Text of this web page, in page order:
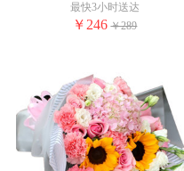
最快3小时送达
￥246 ￥289